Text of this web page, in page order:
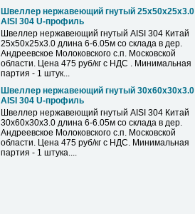
Швеллер нержавеющий гнутый 25х50х25х3.0
AISI 304 U-профиль
Швеллер нержавеющий гнутый AISI 304 Китай
25х50х25х3.0 длина 6-6.05м со склада в дер.
Андреевское Молоковского с.п. Московской
области. Цена 475 руб/кг с НДС . Минимальная
партия - 1 штук...
Швеллер нержавеющий гнутый 30х60х30х3.0
AISI 304 U-профиль
Швеллер нержавеющий гнутый AISI 304 Китай
30х60х30х3.0 длина 6-6.05м со склада в дер.
Андреевское Молоковского с.п. Московской
области. Цена 475 руб/кг с НДС. Минимальная
партия - 1 штука....